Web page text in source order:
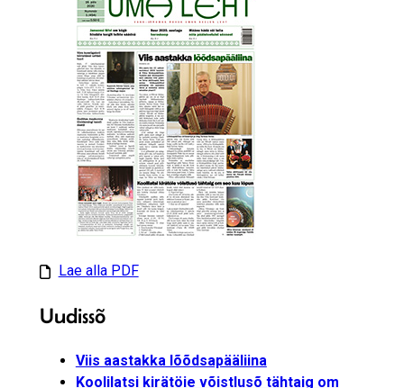
Lae alla PDF
Uudissõ
Viis aastakka lõõdsapääliina
Koolilatsi kirätöie võistlusõ tähtaig om